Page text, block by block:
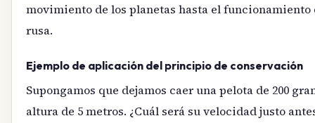
movimiento de los planetas hasta el funcionamiento
rusa.
Ejemplo de aplicación del principio de conservación
Supongamos que dejamos caer una pelota de 200
altura de 5 metros. ¿Cuál será su velocidad justo